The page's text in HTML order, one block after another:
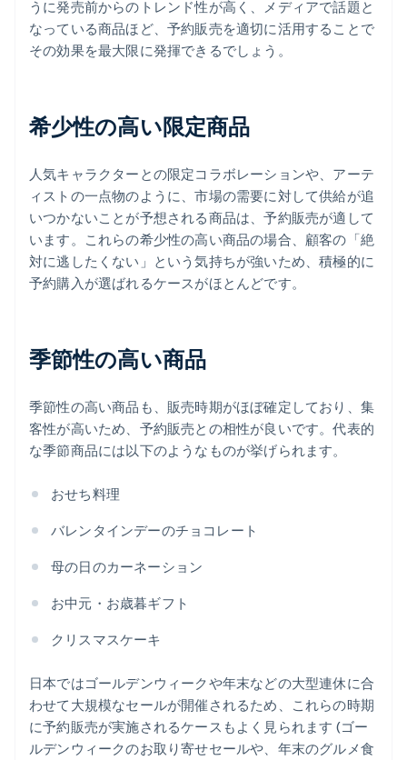
うに発売前からのトレンド性が高く、メディアで話題と
なっている商品ほど、予約販売を適切に活用することで
その効果を最大限に発揮できるでしょう。
希少性の高い限定商品
人気キャラクターとの限定コラボレーションや、アーテ
ィストの一点物のように、市場の需要に対して供給が追
いつかないことが予想される商品は、予約販売が適して
います。これらの希少性の高い商品の場合、顧客の「絶
対に逃したくない」という気持ちが強いため、積極的に
予約購入が選ばれるケースがほとんどです。
季節性の高い商品
季節性の高い商品も、販売時期がほぼ確定しており、集
客性が高いため、予約販売との相性が良いです。代表的
な季節商品には以下のようなものが挙げられます。
おせち料理
バレンタインデーのチョコレート
母の日のカーネーション
お中元・お歳暮ギフト
クリスマスケーキ
日本ではゴールデンウィークや年末などの大型連休に合
わせて大規模なセールが開催されるため、これらの時期
に予約販売が実施されるケースもよく見られます (ゴー
ルデンウィークのお取り寄せセールや、年末のグルメ食